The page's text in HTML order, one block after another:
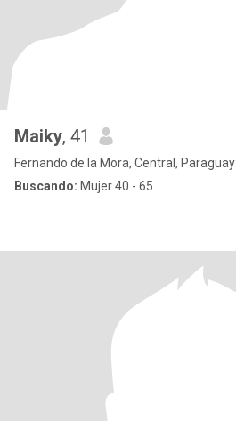
Maiky, 41
Fernando de la Mora, Central, Paraguay
Buscando: Mujer 40 - 65